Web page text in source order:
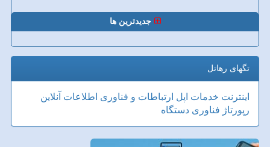
جدیدترین ها
تگهای رهاتل
اینترنت خدمات اپل ارتباطات و فناوری اطلاعات آنلاین
رپورتاژ فناوری دستگاه